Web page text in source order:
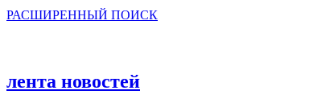
РАСШИРЕННЫЙ ПОИСК
лента новостей